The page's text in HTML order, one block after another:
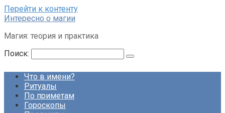
Перейти к контенту
Интересно о магии
Магия: теория и практика
Поиск:
Что в имени?
Ритуалы
По приметам
Гороскопы